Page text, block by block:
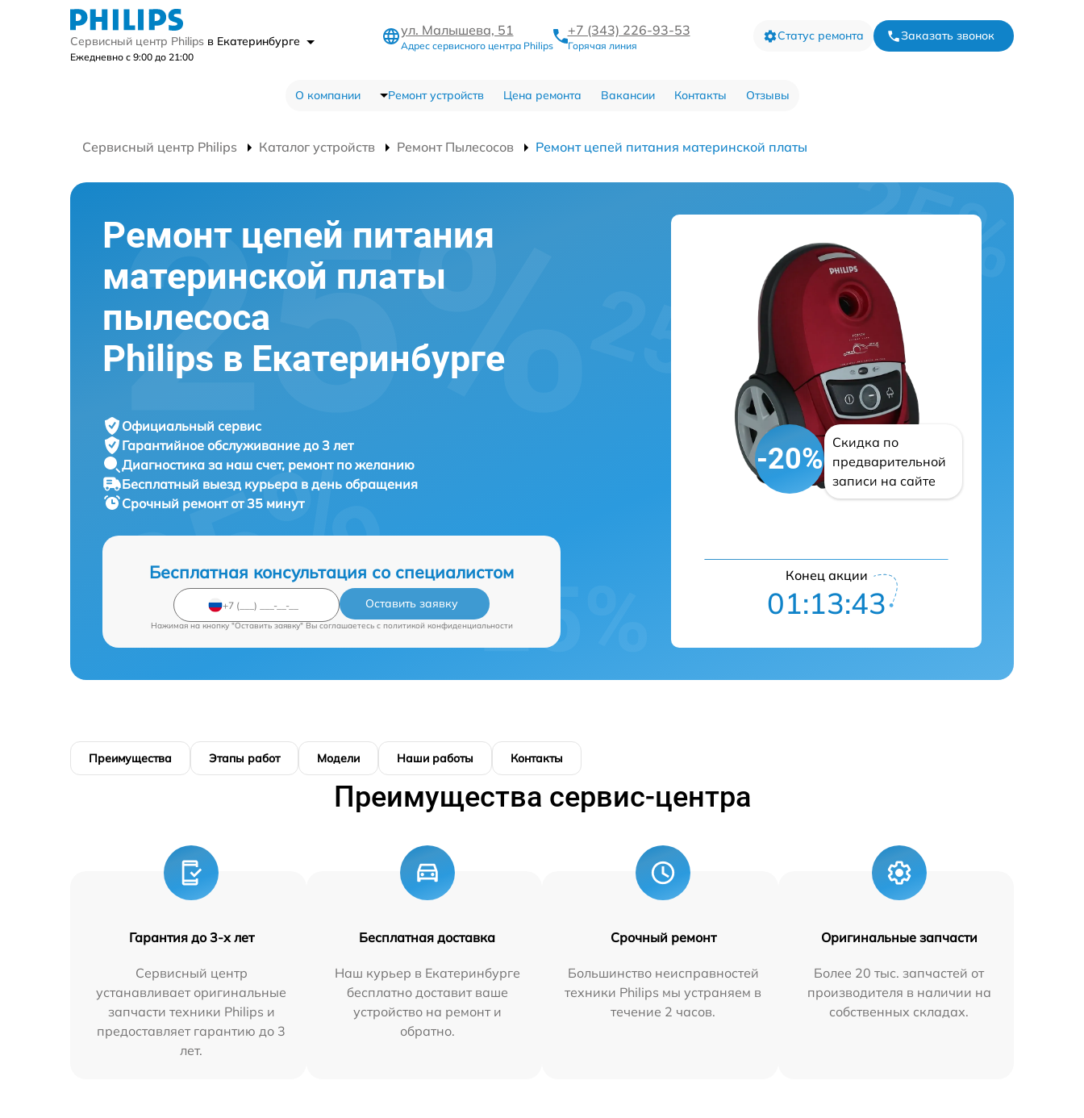
Сервисный центр Philips в Екатеринбурге
Ежедневно с 9:00 до 21:00
ул. Малышева, 51
Адрес сервисного центра Philips
+7 (343) 226-93-53
Горячая линия
Статус ремонта Заказать звонок
О компании Ремонт устройств Цена ремонта Вакансии Контакты Отзывы
Сервисный центр Philips Каталог устройств Ремонт Пылесосов Ремонт цепей питания материнской платы
Ремонт цепей питания
материнской платы
пылесоса
Philips в Екатеринбурге
Официальный сервис
Гарантийное обслуживание до 3 лет
Диагностика за наш счет, ремонт по желанию
Бесплатный выезд курьера в день обращения
Срочный ремонтот 35 минут
Бесплатная консультация со специалистом
Оставить заявку
Нажимая на кнопку "Оставить заявку" Вы соглашаетесь c политикой конфиденциальности
-20%
Скидка по
предварительной
записи на сайте
Конец акции
01:13:41
Преимущества Этапы работ Модели Наши работы Контакты
Преимущества сервис-центра
Гарантия до 3-х лет
Сервисный центр
устанавливает оригинальные
запчасти техники Philips и
предоставляет гарантию до 3
лет.
Бесплатная доставка
Наш курьер в Екатеринбурге
бесплатно доставит ваше
устройство на ремонт и
обратно.
Срочный ремонт
Большинство неисправностей
техники Philips мы устраняем в
течение 2 часов.
Оригинальные запчасти
Более 20 тыс. запчастей от
производителя в наличии на
собственных складах.